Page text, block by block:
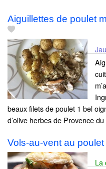
Aiguillettes de poulet
beaux filets de poulet 1 bel
d’olive herbes de Provence
Vols-au-vent au
La